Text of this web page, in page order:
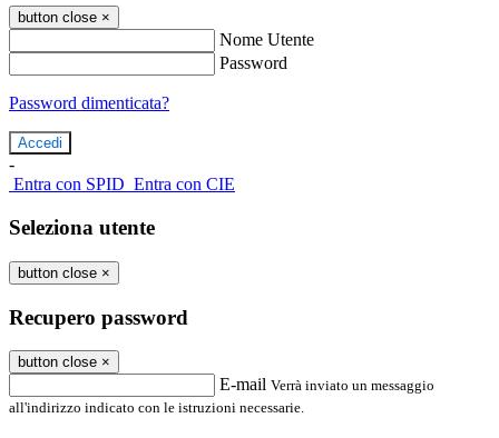
button close ×
Nome Utente
Password
Password dimenticata?
-
Entra con SPID Entra con CIE
Seleziona utente
button close ×
Recupero password
button close ×
E-mail Verrà inviato un messaggio
all'indirizzo indicato con le istruzioni necessarie.